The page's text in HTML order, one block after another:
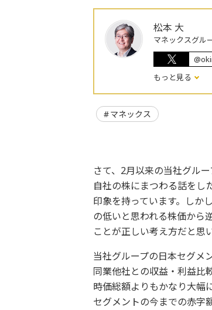
松本 大
マネックスグル
もっと見る
マネックス
さて、2月以来の当社グル
自社の株にまつわる話をし
印象を持っています。しか
の低いと思われる株価から
ことが正しい考え方だと思
当社グループの日本セグメ
同業他社との収益・利益比
時価総額よりもかなり大幅
セグメントの今までの赤字